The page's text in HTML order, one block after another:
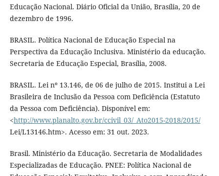
Educação Nacional. Diário Oficial da União, Brasília, 20 de
dezembro de 1996.
BRASIL. Política Nacional de Educação Especial na
Perspectiva da Educação Inclusiva. Ministério da educação.
Secretaria de Educação Especial, Brasília, 2008.
BRASIL. Lei nº 13.146, de 06 de julho de 2015. Institui a Lei
Brasileira de Inclusão da Pessoa com Deficiência (Estatuto
da Pessoa com Deficiência). Disponível em:
<http://www.planalto.gov.br/ccivil_03/_Ato2015-2018/2015/
Lei/L13146.htm>. Acesso em: 31 out. 2023.
Brasil. Ministério da Educação. Secretaria de Modalidades
Especializadas de Educação. PNEE: Política Nacional de